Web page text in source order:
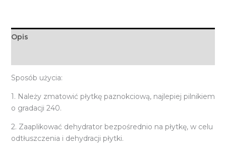
Opis
Sposób użycia:
1. Należy zmatowić płytkę paznokciową, najlepiej pilnikiem
o gradacji 240.
2. Zaaplikować dehydrator bezpośrednio na płytkę, w celu
odtłuszczenia i dehydracji płytki.